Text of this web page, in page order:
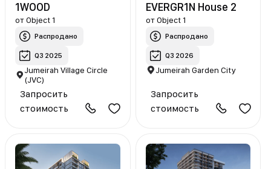
1WOOD
отObject 1
Распродано
Q3 2025
Jumeirah Village Circle
(JVC)
Запросить
стоимость
EVERGR1N House 2
от Object 1
Распродано
Q3 2026
Jumeirah Garden City
Запросить
стоимость